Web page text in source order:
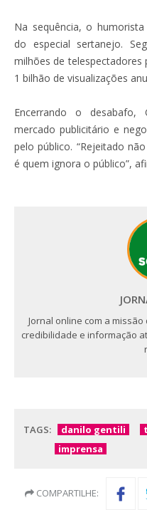
Na sequência, o
do especial sertanejo.
milhões de
1 bilhão de visualizações
Encerrando o
mercado publicitário e
pelo público. “Rejeitado
é quem ignora o público”,
Jornal online com a
credibilidade e informação
TAGS: danilo gentili
imprensa
COMPARTILHE: